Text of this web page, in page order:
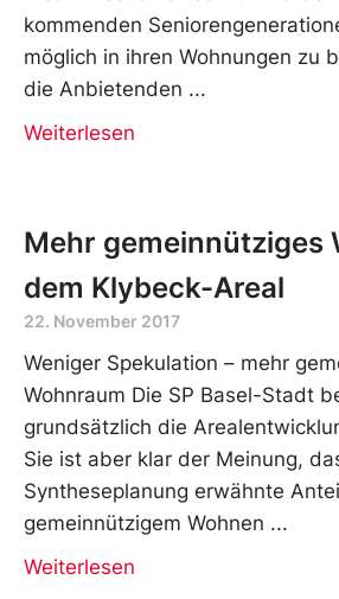
kommenden
möglich in ihren Wohnungen zu
die Anbietenden
Weiterlesen
Mehr gemeinnütziges
dem Klybeck-Areal
22. November 2017
Weniger Spekulation – mehr
Wohnraum Die SP Basel-Stadt
grundsätzlich die
Sie ist aber klar der Meinung,
Syntheseplanung erwähnte
gemeinnützigem Wohnen
Weiterlesen